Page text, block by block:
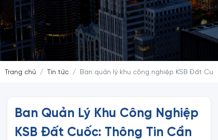
Trang chủ Tin tức Ban quản lý khu công nghiệp KSB Đất
Ban Quản Lý Khu Công Nghiệp
KSB Đất Cuốc: Thông Tin Cần